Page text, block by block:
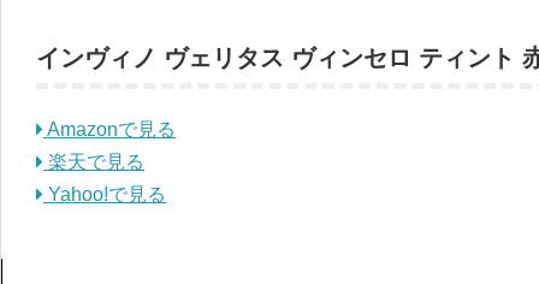
インヴィノ ヴェリタス ヴィンセロ ティント
Amazonで見る
楽天で見る
Yahoo!で見る